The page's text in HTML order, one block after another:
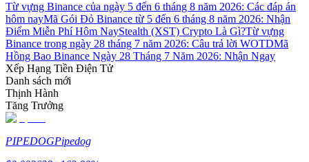
Chiến lược giao dịch
Học cách duy trì lợi nhuận
Từ vựng Binance của ngày 5 đến 6 tháng 8 năm 2026: Các đáp án
hôm nayMã Gói Đỏ Binance từ 5 đến 6 tháng 8 năm 2026: Nhận
Điểm Miễn Phí Hôm NayStealth (XST) Crypto Là Gì?Từ vựng
Binance trong ngày 28 tháng 7 năm 2026: Câu trả lời WOTDMã
Hồng Bao Binance Ngày 28 Tháng 7 Năm 2026: Nhận Ngay
Xếp Hạng Tiền Điện Tử
Danh sách mới
Thịnh Hành
Tăng Trưởng
PIPEDOGPipedog